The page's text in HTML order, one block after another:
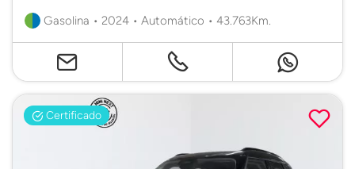
Gasolina • 2024 • Automático • 43.763Km.
Certificado